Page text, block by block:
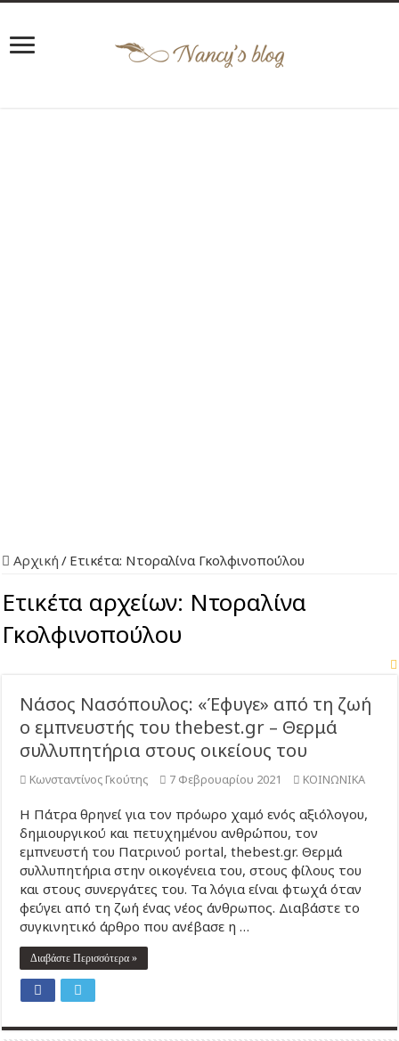
Αρχική / Ετικέτα: Ντοραλίνα Γκολφινοπούλου
Ετικέτα αρχείων: Ντοραλίνα
Γκολφινοπούλου
Νάσος Νασόπουλος: «Έφυγε» από τη ζωή
ο εμπνευστής του thebest.gr – Θερμά
συλλυπητήρια στους οικείους του
Κωνσταντίνος Γκούτης 7 Φεβρουαρίου 2021 ΚΟΙΝΩΝΙΚΑ
Η Πάτρα θρηνεί για τον πρόωρο χαμό ενός αξιόλογου,
δημιουργικού και πετυχημένου ανθρώπου, τον
εμπνευστή του Πατρινού portal, thebest.gr. Θερμά
συλλυπητήρια στην οικογένεια του, στους φίλους του
και στους συνεργάτες του. Τα λόγια είναι φτωχά όταν
φεύγει από τη ζωή ένας νέος άνθρωπος. Διαβάστε το
συγκινητικό άρθρο που ανέβασε η …
Διαβάστε Περισσότερα »